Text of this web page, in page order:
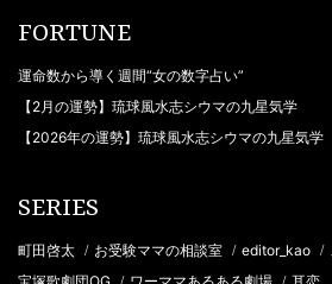
FORTUNE
運命数から導く週間“女の数字占い”
【2月の運勢】琉球風水志シウマの九星気学
【2026年の運勢】琉球風水志シウマの九星気学
SERIES
町田啓太 / お受験ママの相談室 / editor_kao /